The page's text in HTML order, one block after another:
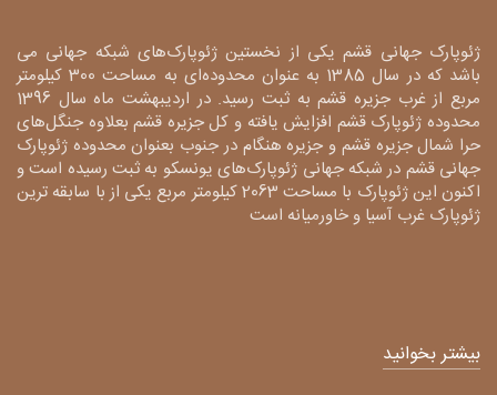
ژئوپارک جهانی قشم یکی از نخستین ژئوپارک‌های شبکه جهانی می
باشد که در سال 1385 به عنوان محدوده‌ای به مساحت 300 کیلومتر
مربع از غرب جزیره قشم به ثبت رسید. در اردیبهشت ماه سال 1396
محدوده ژئوپارک قشم افزایش یافته و کل جزیره قشم بعلاوه جنگل‌های
حرا شمال جزیره قشم و جزیره هنگام در جنوب بعنوان محدوده ژئوپارک
جهانی قشم در شبکه جهانی ژئوپارک‌های یونسکو به ثبت رسیده است و
اکنون این ژئوپارک با مساحت 2063 کیلومتر مربع یکی از با سابقه ترین
ژئوپارک غرب آسیا و خاورمیانه است
بیشتر بخوانید